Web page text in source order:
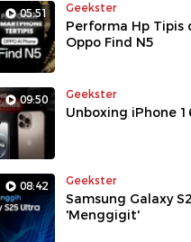
05:51 Geekster
Performa Hp Tipis
Oppo Find N5
09:50 Geekster
Unboxing iPhone
08:42 Geekster
Samsung Galaxy
'Menggigit'